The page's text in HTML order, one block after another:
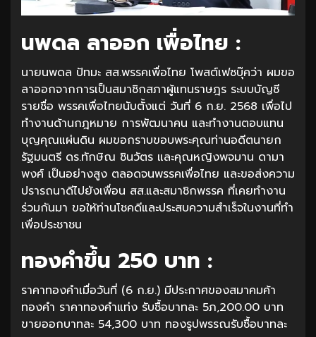
นพดล ลาออก เพื่อไทย :
นายนพดล ปัทมะ สส.พรรคเพื่อไทย โพสต์เฟซบุ๊คว่า ผมขอ
ลาออกจากการเป็นสมาชิกสภาผู้แทนราษฎร ระบบบัญชี
รายชื่อ พรรคเพื่อไทยนับตั้งแต่ วันที่ 6 ก.ย. 2568 เพื่อไป
ทำงานด้านกฎหมาย การพัฒนาคน และทำงานตอบแทน
บุญคุณแผ่นดิน ผมขอกราบขอบพระคุณท่านอดีตนายก
รัฐมนตรี ดร.ทักษิณ ชินวัตร และคุณหญิงพจมาน ดามา
พงศ์ เป็นอย่างสูง ตลอดจนพรรคเพื่อไทย และขอส่งความ
ปรารถนาดีไปยังเพื่อน สส.และสมาชิกพรรค ที่เคยทำงาน
ร่วมกันมา ขอให้ท่านโชคดีและประสบความสำเร็จในงานที่ทำ
เพื่อประชาชน
ทองคำขึ้น 250 บาท :
ราคาทองคำเมื่อวันที่ (6 ก.ย.) มีประกาศของสมาคมค้า
ทองคำ ราคาทองคำแท่ง รับซื้อบาทละ 5ภ,200.00 บาท
ขายออกบาทละ 54,300 บาท ทองรูปพรรณรับซื้อบาทละ